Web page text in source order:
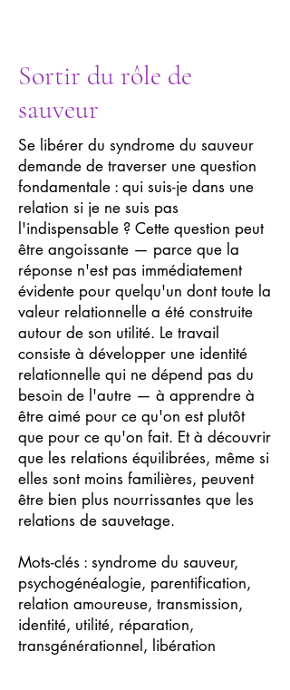
Sortir du rôle de
sauveur
Se libérer du syndrome du sauveur
demande de traverser une question
fondamentale : qui suis-je dans une
relation si je ne suis pas
l'indispensable ? Cette question peut
être angoissante — parce que la
réponse n'est pas immédiatement
évidente pour quelqu'un dont toute la
valeur relationnelle a été construite
autour de son utilité. Le travail
consiste à développer une identité
relationnelle qui ne dépend pas du
besoin de l'autre — à apprendre à
être aimé pour ce qu'on est plutôt
que pour ce qu'on fait. Et à découvrir
que les relations équilibrées, même si
elles sont moins familières, peuvent
être bien plus nourrissantes que les
relations de sauvetage.
Mots-clés : syndrome du sauveur,
psychogénéalogie, parentification,
relation amoureuse, transmission,
identité, utilité, réparation,
transgénérationnel, libération